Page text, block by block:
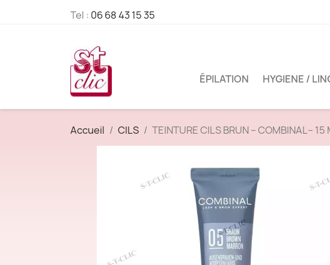
Tel : 06 68 43 15 35
ÉPILATION HYGIENE /
Accueil CILS TEINTURE CILS BRUN – COMBINAL– 15